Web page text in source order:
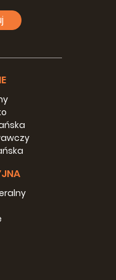
w ochronie
rolnictwo